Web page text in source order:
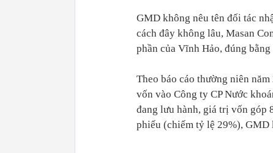
GMD không nêu tên đối tác
cách đây không lâu, Masan
phần của Vĩnh Hảo, đúng
Theo báo cáo thường niên
vốn vào Công ty CP Nước
đang lưu hành, giá trị vốn góp
phiếu (chiếm tỷ lệ 29%), GMD